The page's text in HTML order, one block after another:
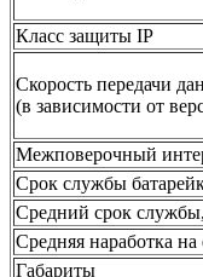
Класс защиты IP
Скорость передачи
(в зависимости от
Межповерочный
Срок службы
Средний срок
Средняя наработка на
Габариты